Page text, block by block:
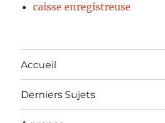
caisse enregistreuse
Accueil
Derniers Sujets